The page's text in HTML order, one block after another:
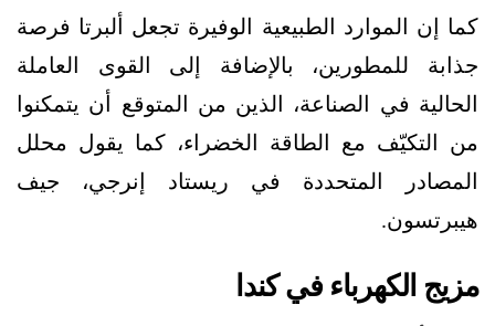
كما إن الموارد الطبيعية الوفيرة تجعل ألبرتا فرصة
جذابة للمطورين، بالإضافة إلى القوى العاملة
الحالية في الصناعة، الذين من المتوقع أن يتمكنوا
من التكيّف مع الطاقة الخضراء، كما يقول محلل
المصادر المتحددة في ريستاد إنرجي، جيف
هيبرتسون.
مزيج الكهرباء في كندا